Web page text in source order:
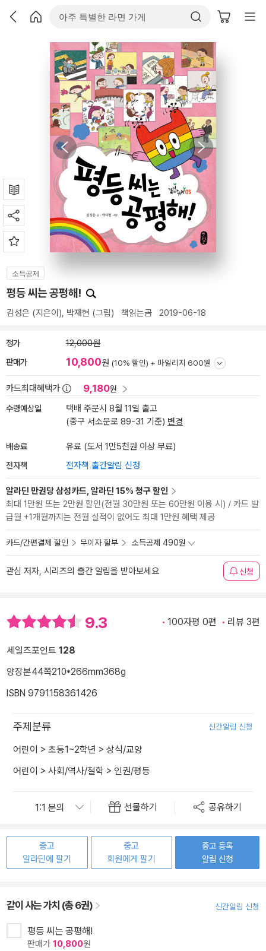
소득공제
평등 씨는 공평해!
김성은 (지은이), 박재현 (그림) 책읽는곰 2019-06-18
정가 12,000원
판매가 10,800원 (10% 할인) + 마일리지 600원
카드최대혜택가 9,180원
수령예상일
택배 주문시 8월 11일 출고
(중구 서소문로 89-31 기준) 변경
배송료 유료 (도서 1만5천원 이상 무료)
전자책 전자책 출간알림 신청
알라딘 만권당 삼성카드, 알라딘 15% 청구 할인
최대 1만원 또는 2만원 할인(전월 30만원 또는 60만원 이용 시) / 카드 발
급월 +1개월까지는 전월 실적이 없어도 최대 1만원 혜택 제공
카드/간편결제 할인 무이자 할부 소득공제 490원
관심 저자, 시리즈의 출간 알림을 받아보세요 신청
9.3 100자평 0편 리뷰 3편
세일즈포인트 128
양장본44쪽210*266mm368g
ISBN 9791158361426
주제분류 신간알림 신청
어린이 > 초등1~2학년 > 상식/교양
어린이 > 사회/역사/철학 > 인권/평등
선물하기 공유하기
중고
알라딘에 팔기
중고
회원에게 팔기
중고 등록
알림 신청
같이 사는 가치 (총 6권) 신간알림 신청
평등 씨는 공평해!
판매가 10,800원